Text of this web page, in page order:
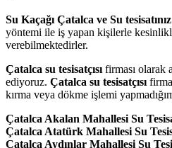
Su Kaçağı Çatalca ve Su tesisatınız
yöntemi ile iş yapan kişilerle
verebilmektedirler.
Çatalca su tesisatçısı firması olarak
ediyoruz. Çatalca su tesisatçısı
kırma veya dökme işlemi
Çatalca Akalan Mahallesi Su
Çatalca Atatürk Mahallesi Su
Çatalca Aydınlar Mahallesi Su